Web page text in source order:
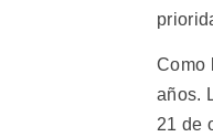
Como
años.
21 de